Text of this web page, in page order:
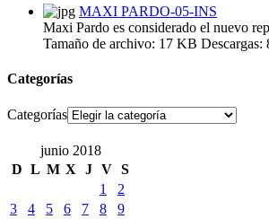
MAXI PARDO-05-INS
Maxi Pardo es considerado el nuevo
Tamaño de archivo: 17 KB Descargas:
Categorías
Categorías
junio 2018
D L M X J V S
1
2
3
4 5 6 7 8
9